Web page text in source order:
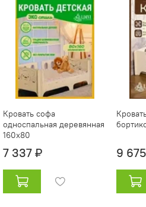
Кровать софа
односпальная деревянная
160х80
7 337 ₽ 9